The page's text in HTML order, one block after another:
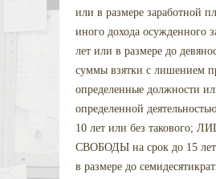
или в размере заработной
иного дохода осужденного
лет или в размере до
суммы взятки с лишением
определенные должности
определенной
10 лет или без такового;
СВОБОДЫ на срок до 15
в размере до